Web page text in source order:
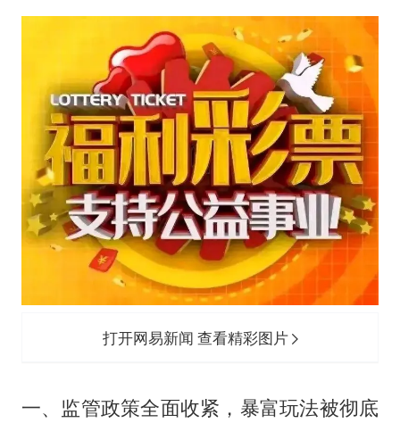
打开网易新闻 查看精彩图片
一、监管政策全面收紧，暴富玩法被彻底